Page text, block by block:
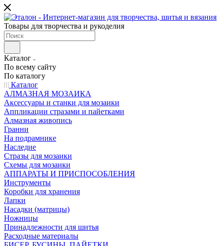
Товары для творчества и рукоделия
Каталог
По всему сайту
По каталогу
Каталог
АЛМАЗНАЯ МОЗАИКА
Аксессуары и станки для мозаики
Аппликации стразами и пайетками
Алмазная живопись
Гранни
На подрамнике
Наследие
Стразы для мозаики
Схемы для мозаики
АППАРАТЫ И ПРИСПОСОБЛЕНИЯ
Инструменты
Коробки для хранения
Лапки
Насадки (матрицы)
Ножницы
Принадлежности для шитья
Расходные материалы